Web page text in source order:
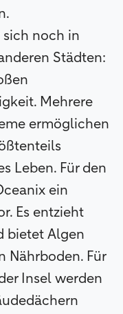
noch in
Städten:
Mehrere
ermöglichen
Leben. Für den
ein
Es entzieht
bietet Algen
Nährboden. Für
Insel werden